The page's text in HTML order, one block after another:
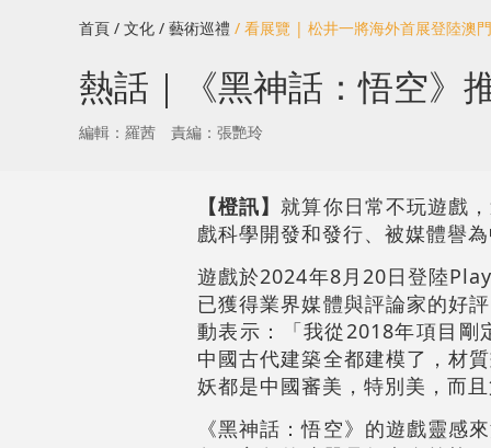
首頁 / 文化 / 藝術巡禮 / 看展覽 | 松井一將海外首展登陸澳
熱話｜《黑神話：悟空》
編輯：羅茜 責編：張艷玲
【橙訊】 就算你日常不玩遊戲
戲科學開發和發行、被媒體譽
遊戲於2024年8月20日登陸
已獲得業界媒體與評論家的好
動表示：「我從2018年項目剛
中國古代建築全都建模了，材
妖都是中國審美，特別美，而
《黑神話：悟空》的遊戲靈感